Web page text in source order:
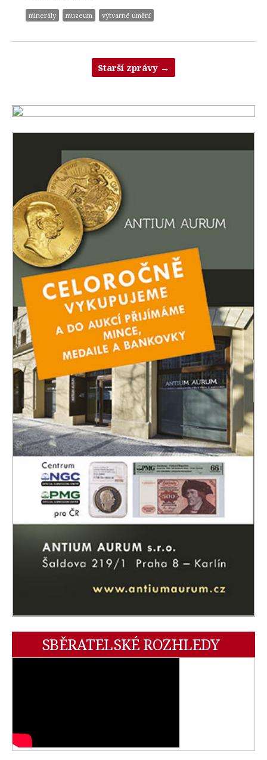
minerály muzeum výtvarné umění
Starší zprávy →
SBĚRATELSKÉ ROZHLEDY